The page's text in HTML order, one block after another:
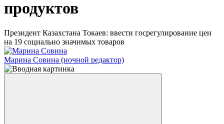
продуктов
Президент Казахстана Токаев: ввести госрегулирование цен
на 19 социально значимых товаров
Марина Совина (ночной редактор)